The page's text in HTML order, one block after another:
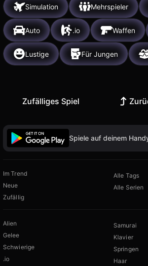
Simulation Mehrspieler
Auto .io Waffen
Lustige Für Jungen
Zufälliges Spiel
Spiele auf deinem
Im Trend
Neue
Zufällig
Alle Tags
Alle Serien
Alien
Gelee
Schwierige
.io
Samurai
Klavier
Springen
Haar